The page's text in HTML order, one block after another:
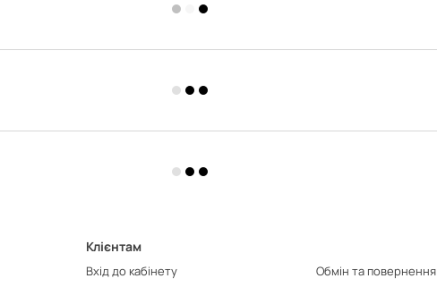
Клієнтам
Вхід до кабінету
Обмін та повернення